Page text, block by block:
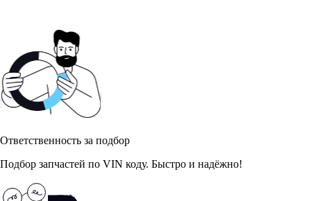
Ответственность за подбор
Подбор запчастей по VIN коду. Быстро и надёжно!